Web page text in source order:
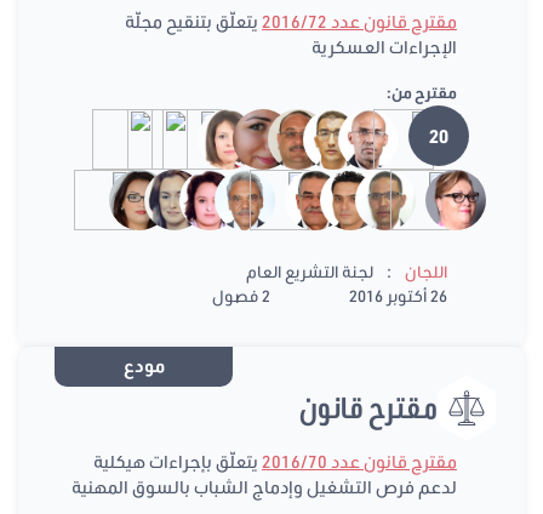
مقترح قانون عدد 2016/72
يتعلّق بتنقيح مجلّة
الإجراءات العسكرية
مقترح من:
20
اللجان :
لجنة التشريع العام
26 أكتوبر 2016
2 فصول
مودع
مقترح قانون
مقترح قانون عدد 2016/70
يتعلّق بإجراءات هيكلية
لدعم فرص التشغيل وإدماج الشباب بالسوق المهنية